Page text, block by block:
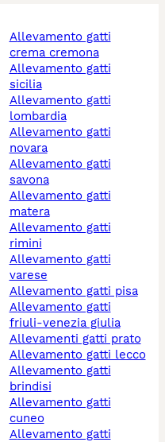
allevamento gatti
crema cremona
allevamento gatti
sicilia
allevamento gatti
lombardia
allevamento gatti
novara
allevamento gatti
savona
allevamento gatti
matera
allevamento gatti
rimini
allevamento gatti
varese
allevamento gatti pisa
allevamento gatti
friuli-venezia giulia
allevamenti gatti prato
allevamento gatti lecco
allevamento gatti
brindisi
allevamento gatti
cuneo
allevamento gatti